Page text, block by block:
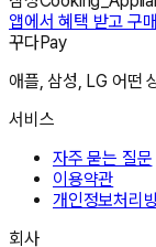
앱에서 혜택 받고 구
꾸다Pay
애플, 삼성, LG 어떤
서비스
자주 묻는 질문
이용약관
개인정보처리
회사